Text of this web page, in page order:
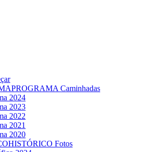
PROGRAMA Caminhadas
2024
2023
2022
2021
2020
HISTÓRICO Fotos